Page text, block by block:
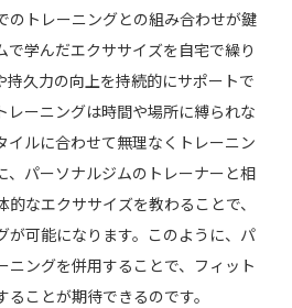
のトレーニングとの組み合わせが鍵
で学んだエクササイズを自宅で繰り
持久力の向上を持続的にサポートで
レーニングは時間や場所に縛られな
イルに合わせて無理なくトレーニン
、パーソナルジムのトレーナーと相
なエクササイズを教わることで、
が可能になります。このように、パ
ニングを併用することで、フィット
ことが期待できるのです。